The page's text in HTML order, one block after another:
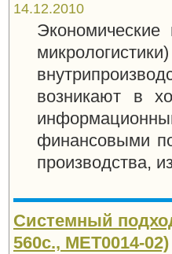
14.12.2010
Экономические
возникают в
финансовыми
производства,
Системный
560с., MET0014-02)